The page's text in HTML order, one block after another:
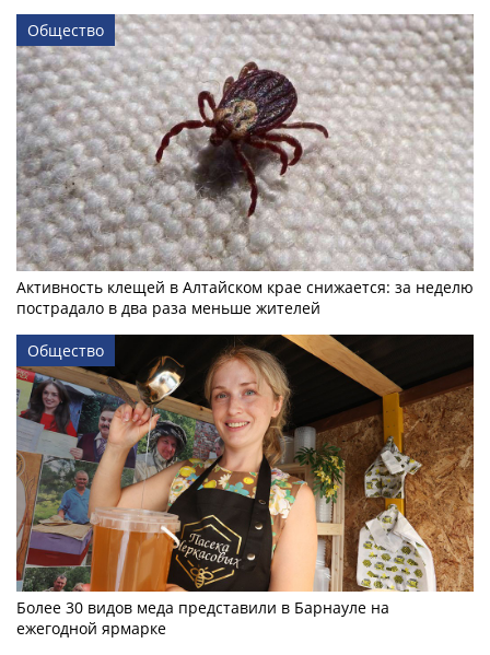
Общество
Активность клещей в Алтайском крае снижается: за неделю
пострадало в два раза меньше жителей
Общество
Более 30 видов меда представили в Барнауле на
ежегодной ярмарке